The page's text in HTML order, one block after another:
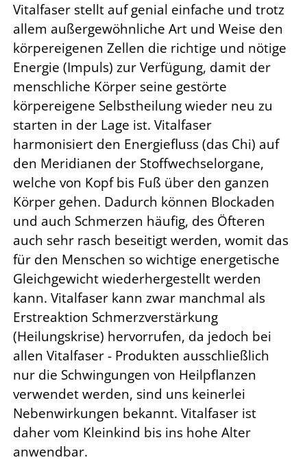
Vitalfaser stellt auf genial einfache und trotz
allem außergewöhnliche Art und Weise den
körpereigenen Zellen die richtige und nötige
Energie (Impuls) zur Verfügung, damit der
menschliche Körper seine gestörte
körpereigene Selbstheilung wieder neu zu
starten in der Lage ist. Vitalfaser
harmonisiert den Energiefluss (das Chi) auf
den Meridianen der Stoffwechselorgane,
welche von Kopf bis Fuß über den ganzen
Körper gehen. Dadurch können Blockaden
und auch Schmerzen häufig, des Öfteren
auch sehr rasch beseitigt werden, womit das
für den Menschen so wichtige energetische
Gleichgewicht wiederhergestellt werden
kann. Vitalfaser kann zwar manchmal als
Erstreaktion Schmerzverstärkung
(Heilungskrise) hervorrufen, da jedoch bei
allen Vitalfaser - Produkten ausschließlich
nur die Schwingungen von Heilpflanzen
verwendet werden, sind uns keinerlei
Nebenwirkungen bekannt. Vitalfaser ist
daher vom Kleinkind bis ins hohe Alter
anwendbar.